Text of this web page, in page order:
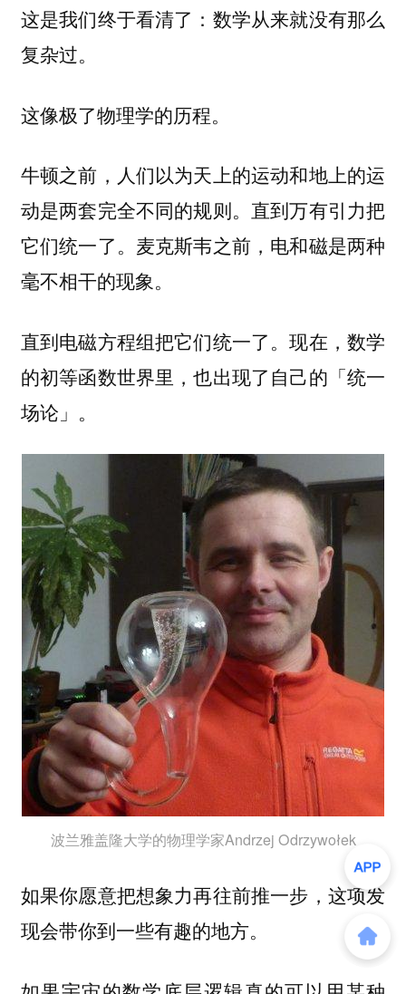
这是我们终于看清了： 数学从来就没有那么
复杂过。
这像极了物理学的历程。
牛顿之前，人们以为天上的运动和地上的运
动是两套完全不同的规则。直到万有引力把
它们统一了。麦克斯韦之前，电和磁是两种
毫不相干的现象。
直到电磁方程组把它们统一了。现在，数学
的初等函数世界里，也出现了自己的「统一
场论」。
波兰雅盖隆大学的物理学家Andrzej Odrzywołek
如果你愿意把想象力再往前推一步，这项发
现会带你到一些有趣的地方。